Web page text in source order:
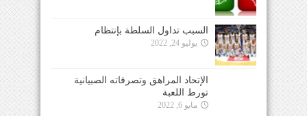
السبب تداول السلطة بإنتظام
يوليو 24, 2022
الإتحاد المراهق وتصرفاته الصبيانية
تورط اللعبة
مايو 6, 2022